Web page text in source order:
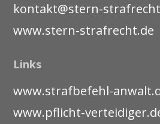
kontakt@stern-
www.stern-strafrecht.de
Links
www.strafbefehl-
www.pflicht-